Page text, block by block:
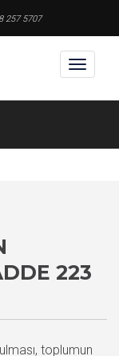
257 5707
Toggle
223
toplumun